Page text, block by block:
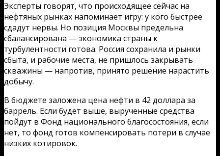
Эксперты говорят, что происходящее сейчас на
нефтяных рынках напоминает игру: у кого быстрее
сдадут нервы. Но позиция Москвы предельна
сбалансирована — экономика страны к
турбулентности готова. Россия сохранила и рынки
сбыта, и рабочие места, не пришлось закрывать
скважины — напротив, принято решение нарастить
добычу.
В бюджете заложена цена нефти в 42 доллара за
баррель. Если будет выше, вырученные средства
пойдут в Фонд национального благосостояния, если
нет, то фонд готов компенсировать потери в случае
низких котировок.